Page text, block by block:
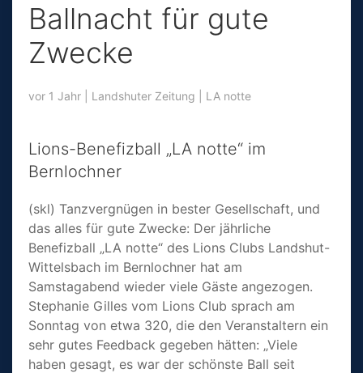
Ballnacht für gute
Zwecke
vor 1 Jahr Landshuter Zeitung LA notte
Lions-Benefizball „LA notte“ im
Bernlochner
(skl) Tanzver­gnügen in bester Gesell­schaft, und
das alles für gute Zwecke: Der jährliche
Benefizball „LA notte“ des Lions Clubs Landshut-
Wittelsbach im Bernlochner hat am
Samstagabend wieder viele Gäste angezogen.
Stephanie Gilles vom Lions Club sprach am
Sonntag von etwa 320, die den Veranstaltern ein
sehr gutes Feedback gegeben hätten: „Viele
haben gesagt, es war der schönste Ball seit